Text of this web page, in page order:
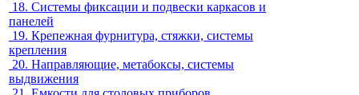
18. Системы фиксации и подвески каркасов и
панелей
19. Крепежная фурнитура, стяжки, системы
крепления
20. Направляющие, метабоксы, системы
выдвижения